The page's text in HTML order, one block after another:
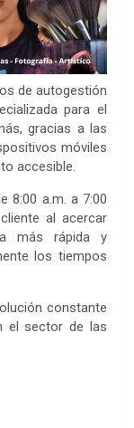
de autogestión
para el
gracias a las
móviles
accesible.
8:00 a.m. a 7:00
al acercar
más rápida y
los tiempos
constante
el sector de las